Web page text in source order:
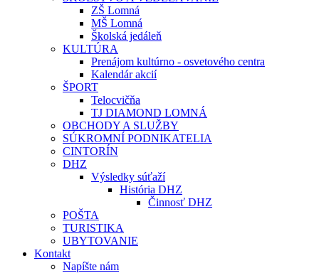
ZŠ Lomná
MŠ Lomná
Školská jedáleň
KULTÚRA
Prenájom kultúrno - osvetového centra
Kalendár akcií
ŠPORT
Telocvičňa
TJ DIAMOND LOMNÁ
OBCHODY A SLUŽBY
SÚKROMNÍ PODNIKATELIA
CINTORÍN
DHZ
Výsledky súťaží
História DHZ
Činnosť DHZ
POŠTA
TURISTIKA
UBYTOVANIE
Kontakt
Napíšte nám